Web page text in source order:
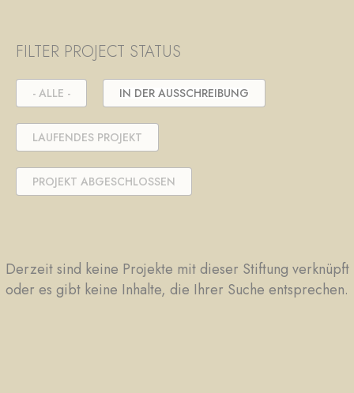
FILTER PROJECT STATUS
- ALLE - IN DER AUSSCHREIBUNG
LAUFENDES PROJEKT
PROJEKT ABGESCHLOSSEN
Derzeit sind keine Projekte mit dieser Stiftung verknüpft
oder es gibt keine Inhalte, die Ihrer Suche entsprechen.